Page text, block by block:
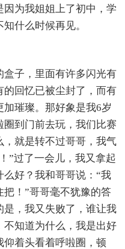
为我姐姐上了初中，学
什么时候再见。
子，里面有许多闪光有
回忆已被尘封了，而有
璀璨。那好象是我6岁
到门前去玩，我们比赛
就是转不过哥哥，我气
”过了一会儿，我又拿起
好？我和哥哥说：“我
！”哥哥毫不犹豫的答
，我又失败了，谁让我
知道为什么，我是出好
着头看着呼啦圈，顿